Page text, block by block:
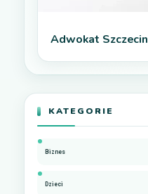
Adwokat Szczecin
KATEGORIE
Biznes
Dzieci